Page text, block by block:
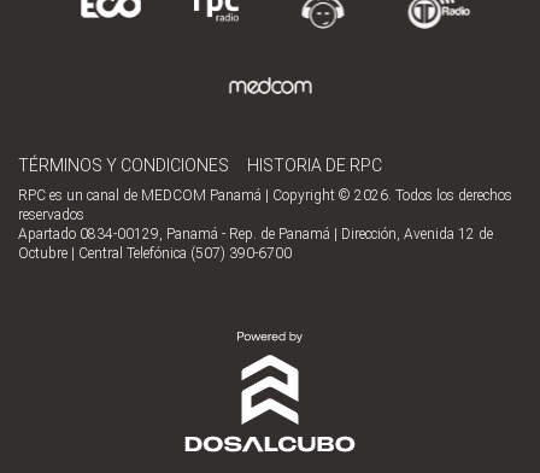
TÉRMINOS Y CONDICIONES HISTORIA DE RPC
RPC es un canal de MEDCOM Panamá | Copyright © 2026. Todos los derechos
reservados
Apartado 0834-00129, Panamá - Rep. de Panamá | Dirección, Avenida 12 de
Octubre | Central Telefónica (507) 390-6700